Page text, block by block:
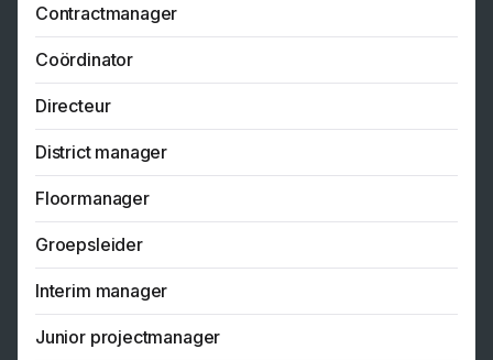
Contractmanager
Coördinator
Directeur
District manager
Floormanager
Groepsleider
Interim manager
Junior projectmanager